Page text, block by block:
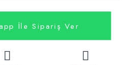
İle Sipariş Ver